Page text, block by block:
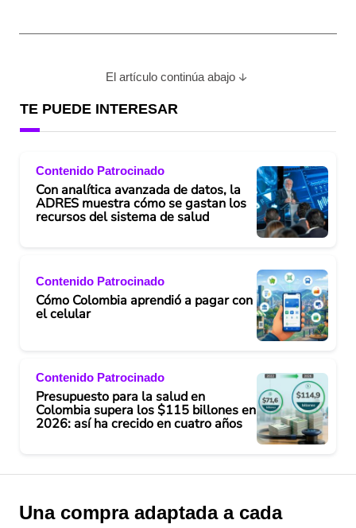
El artículo continúa abajo
TE PUEDE INTERESAR
Contenido Patrocinado
Con analítica avanzada de datos, la
ADRES muestra cómo se gastan los
recursos del sistema de salud
Contenido Patrocinado
Cómo Colombia aprendió a pagar con
el celular
Contenido Patrocinado
Presupuesto para la salud en
Colombia supera los $115 billones en
2026: así ha crecido en cuatro años
Una compra adaptada a cada